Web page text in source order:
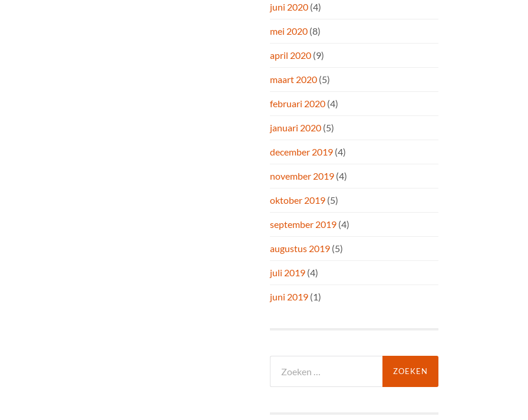
juni 2020 (4)
mei 2020 (8)
april 2020 (9)
maart 2020 (5)
februari 2020 (4)
januari 2020 (5)
december 2019 (4)
november 2019 (4)
oktober 2019 (5)
september 2019 (4)
augustus 2019 (5)
juli 2019 (4)
juni 2019 (1)
naar: